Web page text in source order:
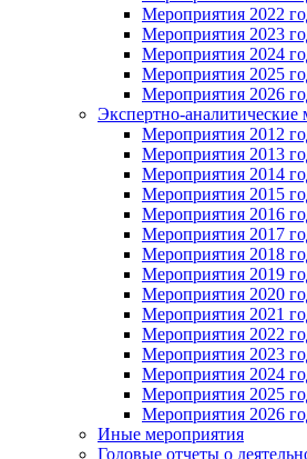
Мероприятия 2022
Мероприятия 2023
Мероприятия 2024
Мероприятия 2025
Мероприятия 2026
Экспертно-аналитические
Мероприятия 2012
Мероприятия 2013
Мероприятия 2014
Мероприятия 2015
Мероприятия 2016
Мероприятия 2017
Мероприятия 2018
Мероприятия 2019
Мероприятия 2020
Мероприятия 2021
Мероприятия 2022
Мероприятия 2023
Мероприятия 2024
Мероприятия 2025
Мероприятия 2026
Иные мероприятия
Годовые отчеты о